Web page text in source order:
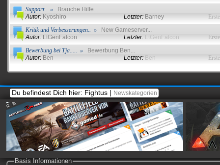
Support.. »
Brauche Hilfe...
Autor: Kyoshiro Letzter: Barney
Kritik und Verbesserungen.. »
New Gameserver...
Autor: LtGenFalcon Letzter: LtGenFalcon
Bewerbung bei Tja..... »
Bewerbung Ben...
Autor: Ben Letzter: Ben
Du befindest Dich hier: Fightus | Newskategorien
Battlefield Inside
Infos rund um Battlefield...
Basis Informationen